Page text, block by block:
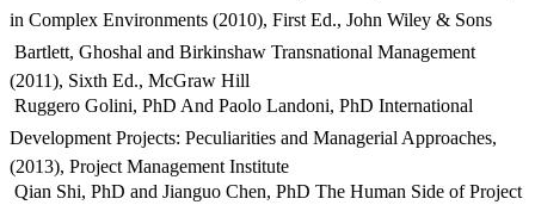
in Complex Environments (2010), First Ed., John Wiley & Sons
 Bartlett, Ghoshal and Birkinshaw Transnational Management
(2011), Sixth Ed., McGraw Hill
 Ruggero Golini, PhD And Paolo Landoni, PhD International
Development Projects: Peculiarities and Managerial Approaches,
(2013), Project Management Institute
 Qian Shi, PhD and Jianguo Chen, PhD The Human Side of Project